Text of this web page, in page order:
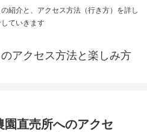
紹介と、アクセス方法（行き方）を詳し
していきます
アクセス方法と楽しみ方
園直売所へのアクセ